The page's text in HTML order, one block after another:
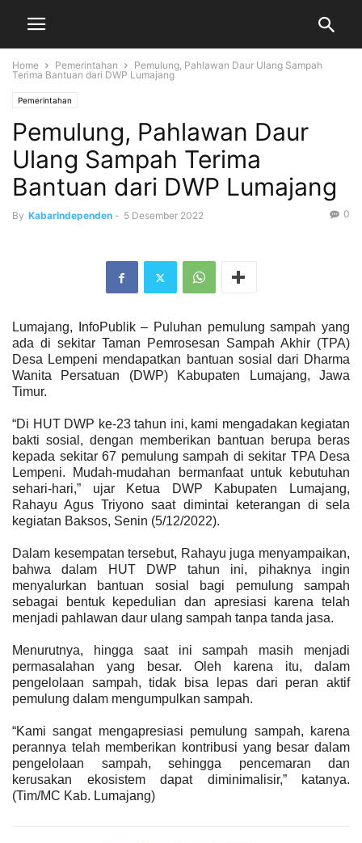
Home Pemerintahan
Pemulung, Pahlawan Daur Ulang Sampah
Terima Bantuan dari DWP Lumajang
Pemerintahan
Pemulung, Pahlawan Daur
Ulang Sampah Terima
Bantuan dari DWP Lumajang
By KabarIndependen - 5 Desember 2022 0
Lumajang, InfoPublik – Puluhan pemulung sampah yang
ada di sekitar Taman Pemrosesan Sampah Akhir (TPA)
Desa Lempeni mendapatkan bantuan sosial dari Dharma
Wanita Persatuan (DWP) Kabupaten Lumajang, Jawa
Timur.
“Di HUT DWP ke-23 tahun ini, kami mengadakan kegiatan
bakti sosial, dengan memberikan bantuan berupa beras
kepada sekitar 67 pemulung sampah di sekitar TPA Desa
Lempeni. Mudah-mudahan bermanfaat untuk kebutuhan
sehari-hari,” ujar Ketua DWP Kabupaten Lumajang,
Rahayu Agus Triyono saat dimintai keterangan di sela
kegiatan Baksos, Senin (5/12/2022).
Dalam kesempatan tersebut, Rahayu juga menyampaikan,
bahwa dalam HUT DWP tahun ini, pihaknya ingin
menyalurkan bantuan sosial bagi pemulung sampah
sebagai bentuk kepedulian dan apresiasi karena telah
menjadi pahlawan daur ulang sampah tanpa tanda jasa.
Menurutnya, hingga saat ini sampah masih menjadi
permasalahan yang besar. Oleh karena itu, dalam
pengelolaan sampah, tidak bisa lepas dari peran aktif
pemulung dalam mengumpulkan sampah.
“Kami sangat mengapresiasi pemulung sampah, karena
perannya telah memberikan kontribusi yang besar dalam
pengelolaan sampah, sehingga pencemaran dan
kerusakan ekosistem dapat diminimalisir,” katanya.
(Tim/MC Kab. Lumajang)